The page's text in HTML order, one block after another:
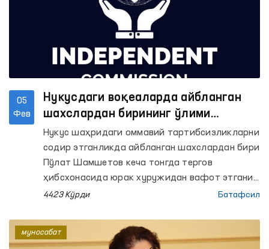
05
Фев
Нукусдаги воқеаларда айбланган
шахслардан бирининг ўлими
юзасидан расмий муносабат
Нукус шаҳридаги оммавий тартибсизликларни
содир этганликда айбланган шахслардан бири
Пўлат Шамшетов кеча тонгда тергов
ҳибсхонасида юрак хуружидан вафот этгани
бўйича хабарлар тарқалди.
4423 Кўрди Батафсил
муносабат